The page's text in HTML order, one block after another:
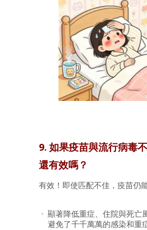
9. 如果疫苗與流行病毒
還有效嗎？
有效！即使匹配不佳，疫苗仍
顯著降低重症、住院與死亡
避免了千千萬萬的感染和重